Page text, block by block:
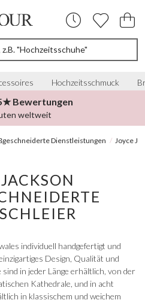
"Hochzeitsschuhe"
Hochzeitsschmuck
Bewertungen
weltweit
Dienstleistungen Joyce
B
individuell handgefertigt und
Design, Qualität und
in jeder Länge erhältlich, von der
Kathedrale, und in acht
in klassischem und weichem